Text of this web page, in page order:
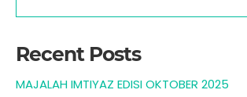
Recent Posts
MAJALAH IMTIYAZ EDISI OKTOBER 2025